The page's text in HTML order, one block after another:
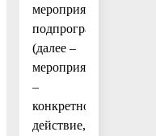
мероприятие
подпрограммы
(далее –
мероприятие)
–
конкретное
действие,